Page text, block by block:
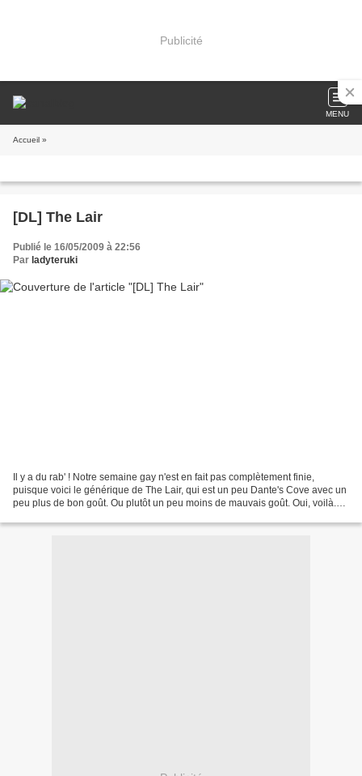
Publicité
MENU
Accueil »
[DL] The Lair
Publié le 16/05/2009 à 22:56
Par ladyteruki
Il y a du rab' ! Notre semaine gay n'est en fait pas complètement finie,
puisque voici le générique de The Lair, qui est un peu Dante's Cove avec un
peu plus de bon goût. Ou plutôt un peu moins de mauvais goût. Oui, voilà.